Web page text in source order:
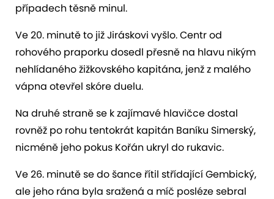
případech těsně minul.
Ve 20. minutě to již Jiráskovi vyšlo. Centr od
rohového praporku dosedl přesně na hlavu nikým
nehlídaného žižkovského kapitána, jenž z malého
vápna otevřel skóre duelu.
Na druhé straně se k zajímavé hlavičce dostal
rovněž po rohu tentokrát kapitán Baníku Simerský,
nicméně jeho pokus Kořán ukryl do rukavic.
Ve 26. minutě se do šance řítil střídající Gembický,
ale jeho rána byla sražená a míč posléze sebral